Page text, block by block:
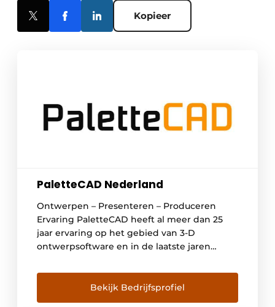
Kopieer
PaletteCAD Nederland
Ontwerpen – Presenteren – Produceren
Ervaring PaletteCAD heeft al meer dan 25
jaar ervaring op het gebied van 3-D
ontwerpsoftware en in de laatste jaren
gebied van de houtechniek. Het merk is
gevestigd in Duitsland en telt ondertussen
al bijna 100 werknemers. Voor elk bedrijf een
Bekijk Bedrijfsprofiel